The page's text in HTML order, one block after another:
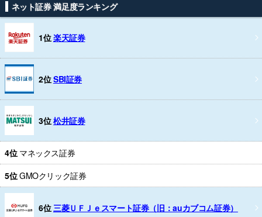
ネット証券 満足度ランキング
1位楽天証券
2位SBI証券
3位松井証券
4位 マネックス証券
5位GMOクリック証券
6位 三菱ＵＦＪｅスマート証券（旧：auカブコム証券）